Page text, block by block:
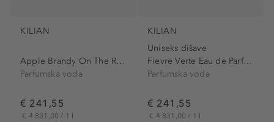
KILIAN
Apple Brandy On The Rocks...
Parfumska voda
€ 241,55
€ 4.831,00 / 1 l
KILIAN
Uniseks dišave
Fievre Verte Eau de Parfum
Parfumska voda
€ 241,55
€ 4.831,00 / 1 l